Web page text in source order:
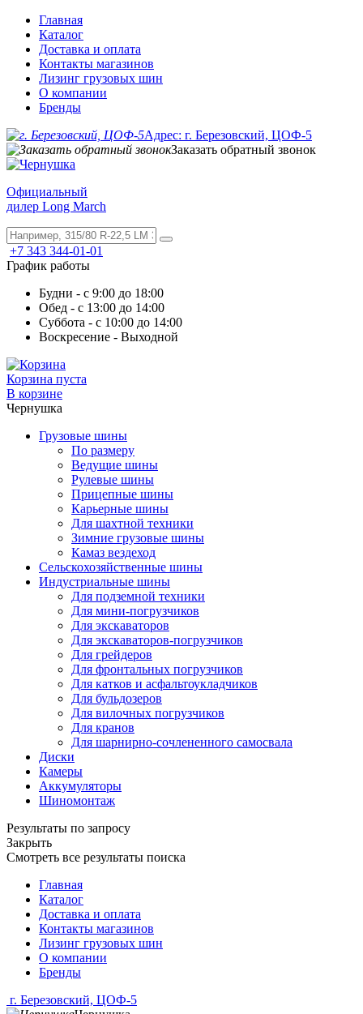
Главная
Каталог
Доставка и оплата
Контакты магазинов
Лизинг грузовых шин
О компании
Бренды
Адрес: г. Березовский, ЦОФ-5
Заказать обратный звонок
Официальный
дилер Long March
+7 343 344-01-01
График работы
Будни - с 9:00 до 18:00
Обед - с 13:00 до 14:00
Суббота - с 10:00 до 14:00
Воскресение - Выходной
Корзина пуста
В корзине
Чернушка
Грузовые шины
По размеру
Ведущие шины
Рулевые шины
Прицепные шины
Карьерные шины
Для шахтной техники
Зимние грузовые шины
Камаз вездеход
Сельскохозяйственные шины
Индустриальные шины
Для подземной техники
Для мини-погрузчиков
Для экскаваторов
Для экскаваторов-погрузчиков
Для грейдеров
Для фронтальных погрузчиков
Для катков и асфальтоукладчиков
Для бульдозеров
Для вилочных погрузчиков
Для кранов
Для шарнирно-сочлененного самосвала
Диски
Камеры
Аккумуляторы
Шиномонтаж
Результаты по запросу
Закрыть
Смотреть все результаты поиска
Главная
Каталог
Доставка и оплата
Контакты магазинов
Лизинг грузовых шин
О компании
Бренды
г. Березовский, ЦОФ-5